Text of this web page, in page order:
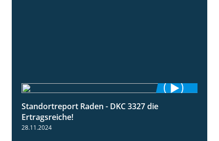
Standortreport Raden - DKC 3327 die
Ertragsreiche!
28.11.2024